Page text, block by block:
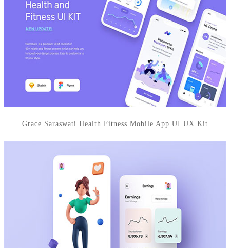
Grace Saraswati Health Fitness Mobile App UI UX Kit